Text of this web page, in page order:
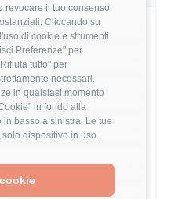
revocare il tuo consenso
Cliccando su
di cookie e strumenti
Preferenze" per
tutto" per
necessari.
in qualsiasi momento
in fondo alla
basso a sinistra. Le tue
dispositivo in uso.